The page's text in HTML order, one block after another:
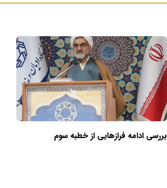
بررسی ادامه فرازهایی از خطبه سوم